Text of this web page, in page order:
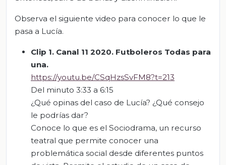
Observa el siguiente video para conocer lo que le
pasa a Lucía.
Clip 1. Canal 11 2020. Futboleros Todas para
una.
https://youtu.be/CSqHzsSvFM8?t=213
Del minuto 3:33 a 6:15
¿Qué opinas del caso de Lucía? ¿Qué consejo
le podrías dar?
Conoce lo que es el Sociodrama, un recurso
teatral que permite conocer una
problemática social desde diferentes puntos